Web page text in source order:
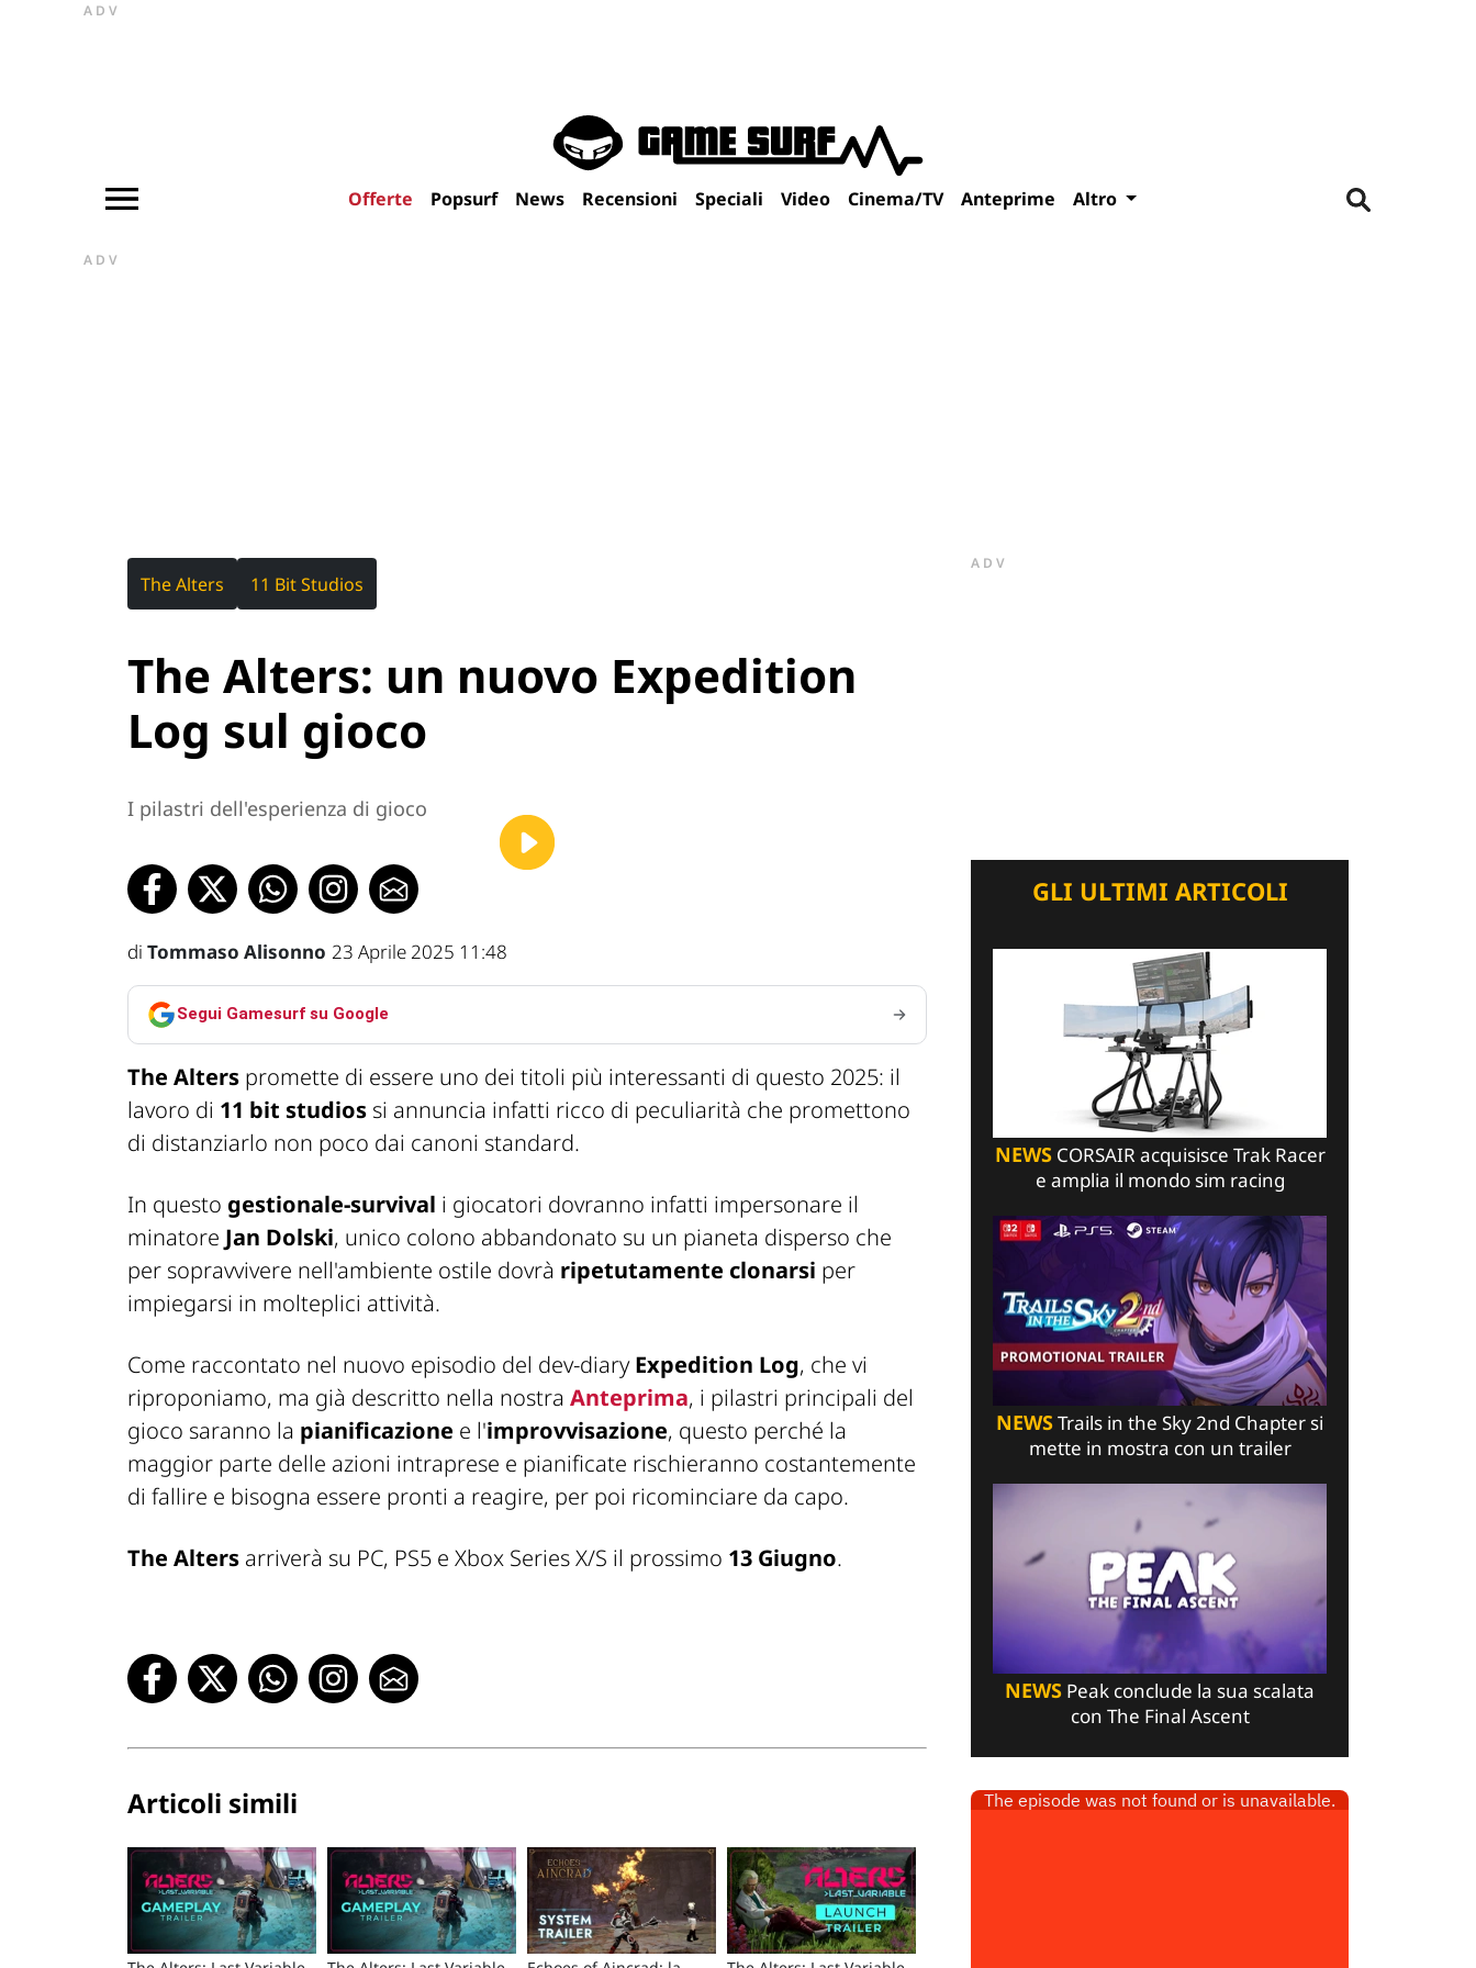
ADV
Offerte Popsurf News Recensioni Speciali Video Cinema/TV Anteprime Altro
ADV
The Alters 11 Bit Studios
The Alters: un nuovo Expedition
Log sul gioco
I pilastri dell'esperienza di gioco
di Tommaso Alisonno 23 Aprile 2025 11:48
Segui Gamesurf su Google
The Alters promette di essere uno dei titoli più interessanti di questo 2025: il
lavoro di 11 bit studios si annuncia infatti ricco di peculiarità che promettono
di distanziarlo non poco dai canoni standard.
In questo gestionale-survival i giocatori dovranno infatti impersonare il
minatore Jan Dolski, unico colono abbandonato su un pianeta disperso che
per sopravvivere nell'ambiente ostile dovrà ripetutamente clonarsi per
impiegarsi in molteplici attività.
Come raccontato nel nuovo episodio del dev-diaryExpedition Log, che vi
riproponiamo, ma già descritto nella nostra Anteprima, i pilastri principali del
gioco saranno la pianificazione e l'improvvisazione, questo perché la
maggior parte delle azioni intraprese e pianificate rischieranno costantemente
di fallire e bisogna essere pronti a reagire, per poi ricominciare da capo.
The Alters arriverà su PC, PS5 e Xbox Series X/S il prossimo 13 Giugno.
Articoli simili
ADV
GLI ULTIMI ARTICOLI
NEWSCORSAIR acquisisce Trak Racer
e amplia il mondo sim racing
NEWSTrails in the Sky 2nd Chapter si
mette in mostra con un trailer
NEWS Peak conclude la sua scalata
con The Final Ascent